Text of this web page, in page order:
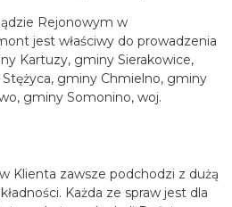
Rejonowym w
jest właściwy do prowadzenia
Kartuzy, gminy Sierakowice,
gminy Chmielno, gminy
gminy Somonino, woj.
Klienta zawsze podchodzi z dużą
Każda ze spraw jest dla